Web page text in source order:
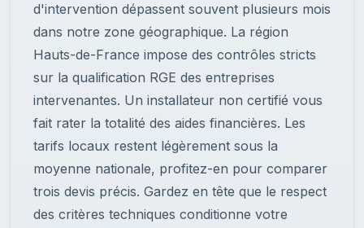
d'intervention dépassent souvent plusieurs mois
dans notre zone géographique. La région
Hauts-de-France impose des contrôles stricts
sur la qualification RGE des entreprises
intervenantes. Un installateur non certifié vous
fait rater la totalité des aides financières. Les
tarifs locaux restent légèrement sous la
moyenne nationale, profitez-en pour comparer
trois devis précis. Gardez en tête que le respect
des critères techniques conditionne votre